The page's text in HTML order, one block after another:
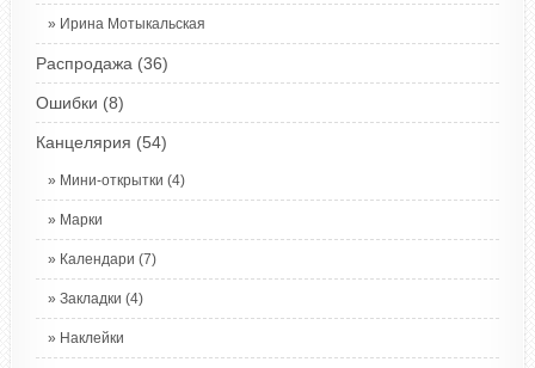
Ирина Мотыкальская
Распродажа (36)
Ошибки (8)
Канцелярия (54)
Мини-открытки (4)
Марки
Календари (7)
Закладки (4)
Наклейки